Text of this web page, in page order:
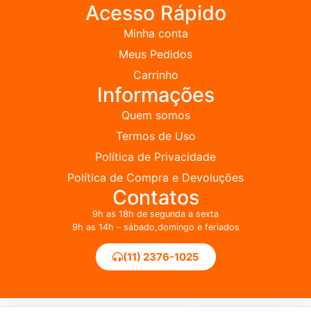
Acesso Rápido
Minha conta
Meus Pedidos
Carrinho
Informações
Quem somos
Termos de Uso
Política de Privacidade
Política de Compra e Devoluções
Contatos
9h as 18h de segunda a sexta
9h as 14h – sábado,domingo e feriados
(11) 2376-1025